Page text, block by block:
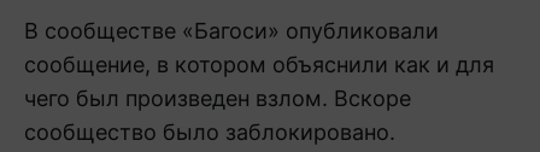
В сообществе «Багоси» опубликовали
сообщение, в котором объяснили как и для
чего был произведен взлом. Вскоре
сообщество было заблокировано.